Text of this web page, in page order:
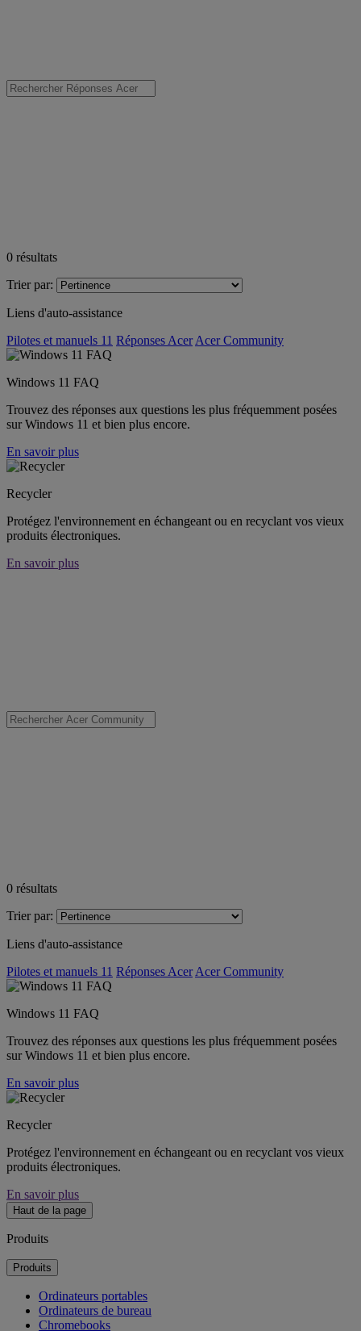
0 résultats
Trier par:
Liens d'auto-assistance
Pilotes et manuels 11 Réponses Acer Acer Community
Windows 11 FAQ
Trouvez des réponses aux questions les plus fréquemment posées
sur Windows 11 et bien plus encore.
En savoir plus
Recycler
Protégez l'environnement en échangeant ou en recyclant vos vieux
produits électroniques.
En savoir plus
0 résultats
Trier par:
Liens d'auto-assistance
Pilotes et manuels 11 Réponses Acer Acer Community
Windows 11 FAQ
Trouvez des réponses aux questions les plus fréquemment posées
sur Windows 11 et bien plus encore.
En savoir plus
Recycler
Protégez l'environnement en échangeant ou en recyclant vos vieux
produits électroniques.
En savoir plus
Haut de la page
Produits
Produits
Ordinateurs portables
Ordinateurs de bureau
Chromebooks